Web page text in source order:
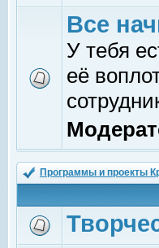
Все
У тебя
её
Программы и проекты